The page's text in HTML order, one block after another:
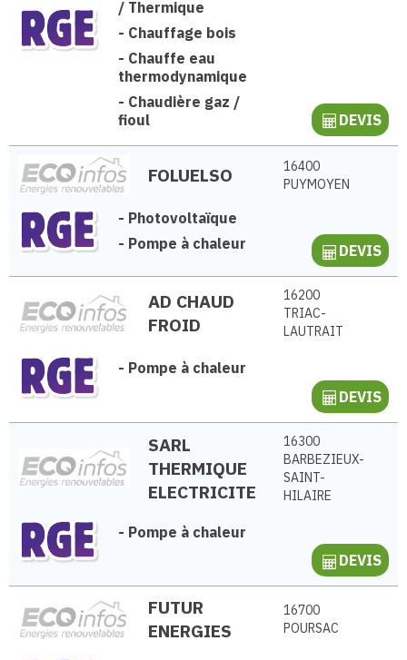
/ Thermique
- Chauffage bois
- Chauffe eau
thermodynamique
- Chaudière gaz /
fioul
DEVIS
FOLUELSO
16400
PUYMOYEN
- Photovoltaïque
- Pompe à chaleur DEVIS
AD CHAUD
FROID
16200
TRIAC-
LAUTRAIT
- Pompe à chaleur
DEVIS
SARL
THERMIQUE
ELECTRICITE
16300
BARBEZIEUX-
SAINT-
HILAIRE
- Pompe à chaleur
DEVIS
FUTUR
ENERGIES
16700
POURSAC